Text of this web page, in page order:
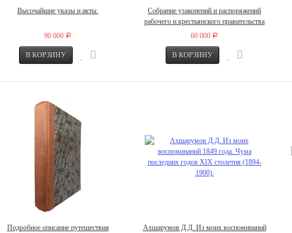
Высочайшие указы и акты.
90 000 Р
Собрание узаконений и распоряжений
рабочего и крестьянского правительства
№№1-100 (1917-1918 гг.)
60 000 Р
Подробное описание путешествия
Ахшарумов Д.Д. Из моих воспоминаний